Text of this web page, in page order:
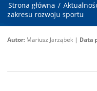
Strona główna /
zakresu rozwoju sportu
Autor: Mariusz Jarząbek | Data